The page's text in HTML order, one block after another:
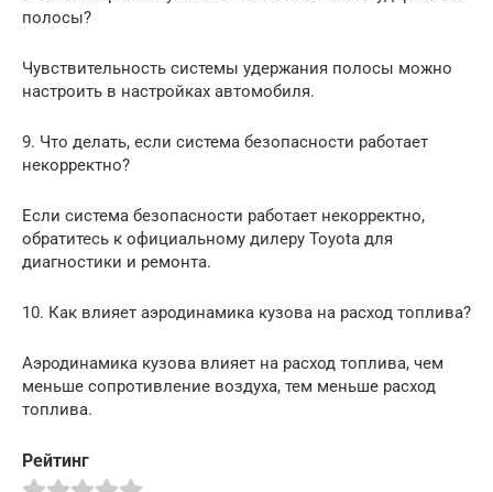
полосы?
Чувствительность системы удержания полосы можно
настроить в настройках автомобиля.
9. Что делать, если система безопасности работает
некорректно?
Если система безопасности работает некорректно,
обратитесь к официальному дилеру Toyota для
диагностики и ремонта.
10. Как влияет аэродинамика кузова на расход топлива?
Аэродинамика кузова влияет на расход топлива, чем
меньше сопротивление воздуха, тем меньше расход
топлива.
Рейтинг